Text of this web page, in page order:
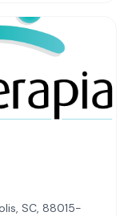
SC, 88015-